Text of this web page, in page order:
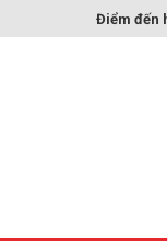
Điểm đến